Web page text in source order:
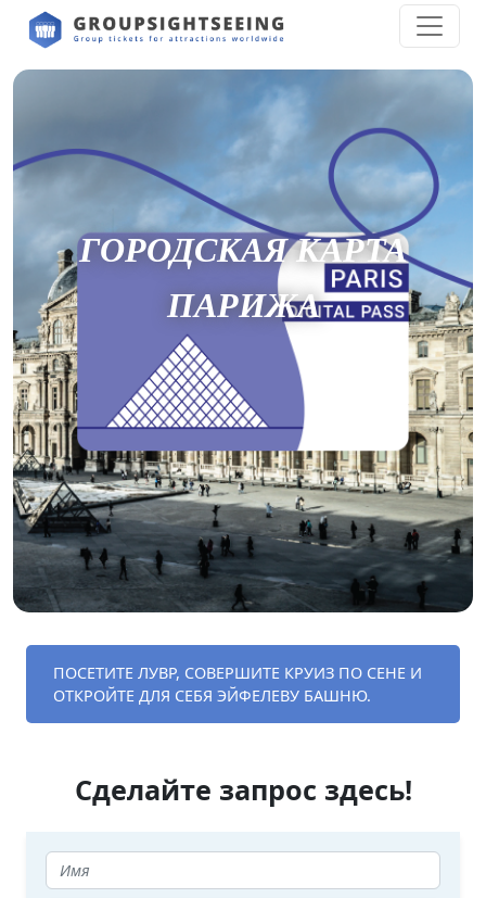
ГОРОДСКАЯ КАРТА
ПАРИЖА
ПОСЕТИТЕ ЛУВР, СОВЕРШИТЕ КРУИЗ ПО СЕНЕ И
ОТКРОЙТЕ ДЛЯ СЕБЯ ЭЙФЕЛЕВУ БАШНЮ.
Сделайте запрос здесь!